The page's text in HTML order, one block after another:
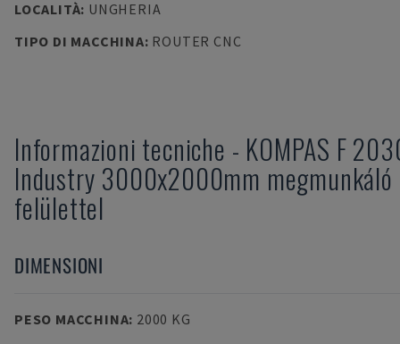
LOCALITÀ: UNGHERIA
TIPO DI MACCHINA: ROUTER CNC
Informazioni tecniche - KOMPAS F
Industry 3000x2000mm megmunkáló
felülettel
DIMENSIONI
PESO MACCHINA: 2000 KG